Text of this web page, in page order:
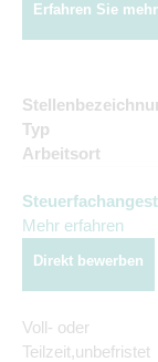
Erfahren Sie
Typ
Arbeitsort
Mehr erfahren
Direkt bewerben
Voll- oder
Teilzeit,unbefristet